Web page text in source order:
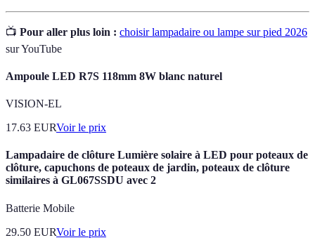
📺 Pour aller plus loin : choisir lampadaire ou lampe sur pied 2026
sur YouTube
Ampoule LED R7S 118mm 8W blanc naturel
VISION-EL
17.63 EURVoir le prix
Lampadaire de clôture Lumière solaire à LED pour poteaux de
clôture, capuchons de poteaux de jardin, poteaux de clôture
similaires à GL067SSDU avec 2
Batterie Mobile
29.50 EURVoir le prix